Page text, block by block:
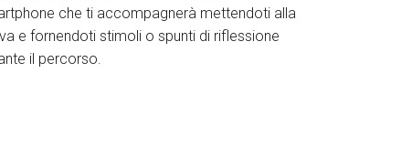
che ti accompagnerà mettendoti alla
e fornendoti stimoli o spunti di riflessione
il percorso.